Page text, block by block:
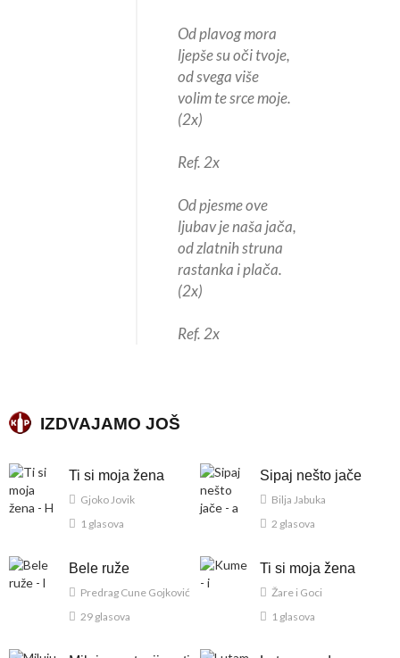
Od plavog mora
ljepše su oči tvoje,
od svega više
volim te srce moje.
(2x)
Ref. 2x
Od pjesme ove
ljubav je naša jača,
od zlatnih struna
rastanka i plača.
(2x)
Ref. 2x
IZDVAJAMO JOŠ
Ti si moja žena
Gjoko Jovik
1 glasova
Sipaj nešto jače
Bilja Jabuka
2 glasova
Bele ruže
Predrag Cune Gojković
29 glasova
Ti si moja žena
Žare i Goci
1 glasova